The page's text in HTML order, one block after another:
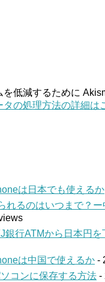
を低減するために
タの処理方法の詳細は
は日本でも使えるか
れるのはいつまで？
銀行ATMから日本円を
は中国で使えるか -
コンに保存する方法 -